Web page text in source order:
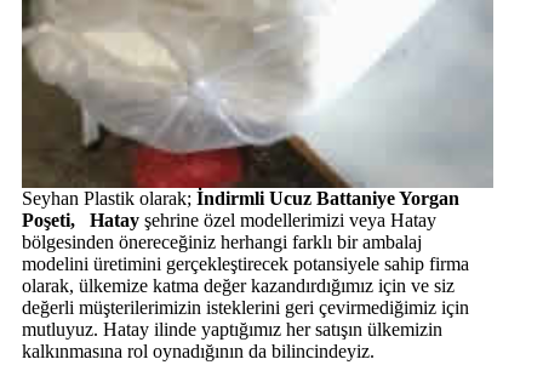
Seyhan Plastik olarak; İndirmli Ucuz Battaniye Yorgan
Poşeti, Hatay şehrine özel modellerimizi veya Hatay
bölgesinden önereceğiniz herhangi farklı bir ambalaj
modelini üretimini gerçekleştirecek potansiyele sahip firma
olarak, ülkemize katma değer kazandırdığımız için ve siz
değerli müşterilerimizin isteklerini geri çevirmediğimiz için
mutluyuz. Hatay ilinde yaptığımız her satışın ülkemizin
kalkınmasına rol oynadığının da bilincindeyiz.